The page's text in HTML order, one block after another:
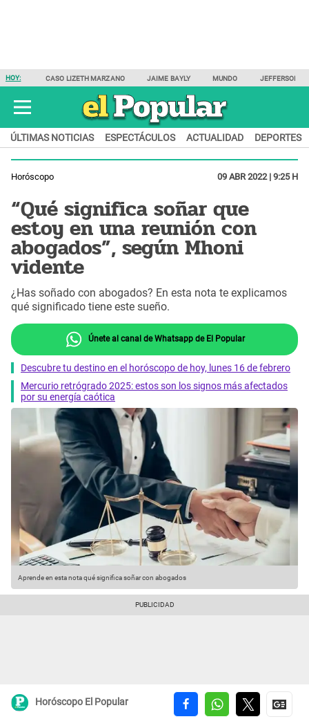
HOY: CASO LIZETH MARZANO JAIME BAYLY MUNDO JEFFERSON
ÚLTIMAS NOTICIAS ESPECTÁCULOS ACTUALIDAD DEPORTES
Horóscopo 09 ABR 2022 | 9:25 H
“Qué significa soñar que
estoy en una reunión con
abogados”, según Mhoni
vidente
¿Has soñado con abogados? En esta nota te explicamos
qué significado tiene este sueño.
Únete al canal de Whatsapp de El Popular
Descubre tu destino en el horóscopo de hoy, lunes 16 de febrero
Mercurio retrógrado 2025: estos son los signos más afectados
por su energía caótica
Aprende en esta nota qué significa soñar con abogados
Horóscopo El Popular